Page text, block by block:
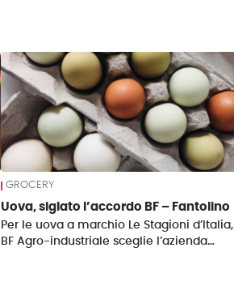
GROCERY
Uova, siglato l’accordo BF – Fantolino
Per le uova a marchio Le Stagioni d’Italia,
BF Agro-industriale sceglie l’azienda…